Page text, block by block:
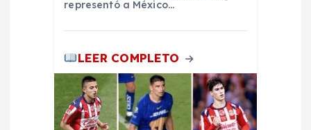
representó a México…
LEER COMPLETO